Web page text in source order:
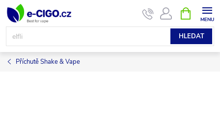
Přejít
obsah
HLEDAT
NÁKUPNÍ
KOŠÍK
Příchutě Shake & Vape